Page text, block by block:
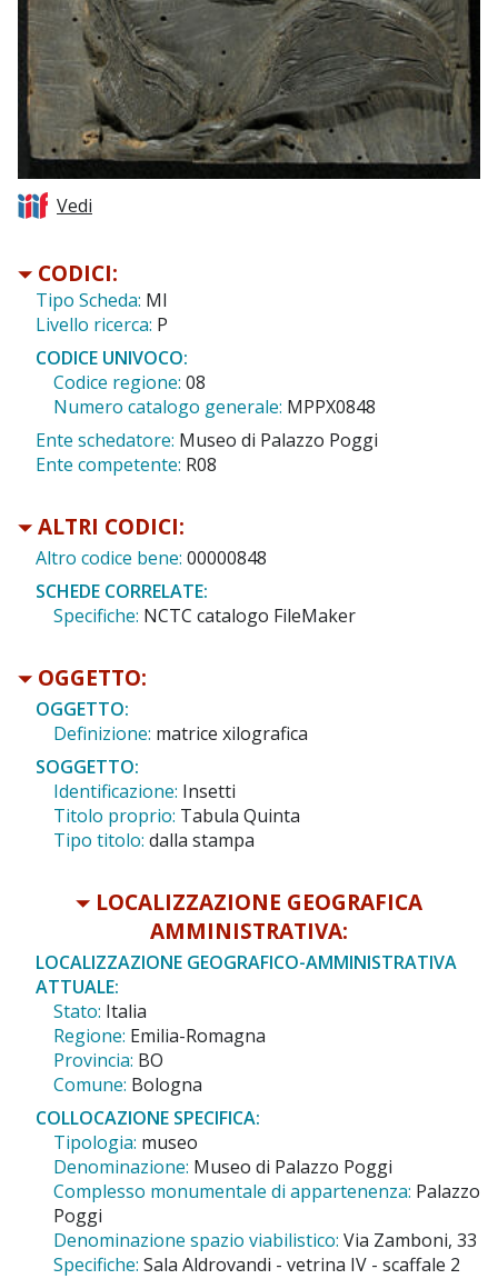
Vedi
CODICI:
Tipo Scheda: MI
Livello ricerca: P
CODICE UNIVOCO:
Codice regione: 08
Numero catalogo generale: MPPX0848
Ente schedatore: Museo di Palazzo Poggi
Ente competente: R08
ALTRI CODICI:
Altro codice bene: 00000848
SCHEDE CORRELATE:
Specifiche: NCTC catalogo FileMaker
OGGETTO:
OGGETTO:
Definizione: matrice xilografica
SOGGETTO:
Identificazione: Insetti
Titolo proprio: Tabula Quinta
Tipo titolo: dalla stampa
LOCALIZZAZIONE GEOGRAFICA
AMMINISTRATIVA:
LOCALIZZAZIONE GEOGRAFICO-AMMINISTRATIVA
ATTUALE:
Stato: Italia
Regione: Emilia-Romagna
Provincia: BO
Comune: Bologna
COLLOCAZIONE SPECIFICA:
Tipologia: museo
Denominazione: Museo di Palazzo Poggi
Complesso monumentale di appartenenza: Palazzo
Poggi
Denominazione spazio viabilistico: Via Zamboni, 33
Specifiche: Sala Aldrovandi - vetrina IV - scaffale 2